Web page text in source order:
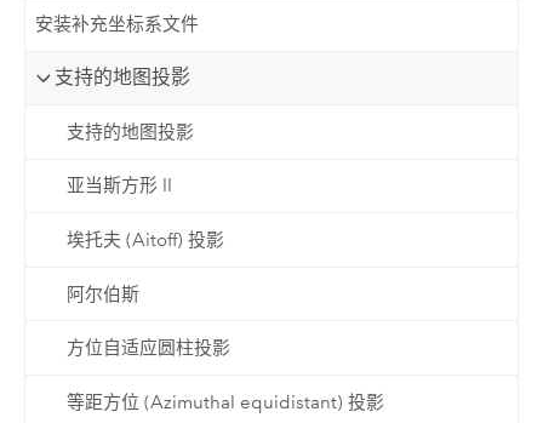
安装补充坐标系文件
支持的地图投影
支持的地图投影
亚当斯方形 II
埃托夫 (Aitoff) 投影
阿尔伯斯
方位自适应圆柱投影
等距方位 (Azimuthal equidistant) 投影